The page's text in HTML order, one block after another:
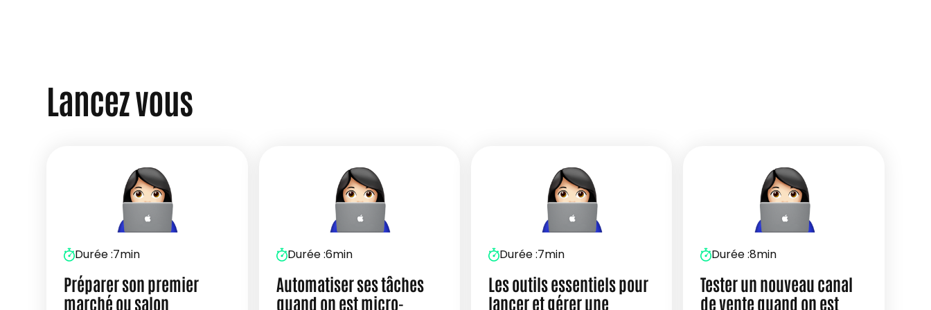
Lancez vous
Durée :7min
Préparer son premier
marché ou salon
Durée :6min
Automatiser ses tâches
quand on est micro-
Durée :7min
Les outils essentiels pour
lancer et gérer une
Durée :8min
Tester un nouveau canal
de vente quand on est